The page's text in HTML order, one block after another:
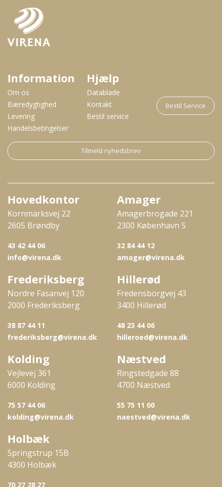
Information
Om os
Bæredygtighed
Levering
Handelsbetingelser
Hjælp
Datablade
Kontakt
Bestil service
Bestil Service
Tilmeld nyhedsbrev
Hovedkontor
Kornmarksvej 22
2605 Brøndby
43 42 44 06
info@virena.dk
Amager
Amagerbrogade 221
2300 København S
32 84 44 12
amager@virena.dk
Frederiksberg
Nordre Fasanvej 120
2000 Frederiksberg
38 87 44 11
frederiksberg@virena.dk
Hillerød
Fredensborgvej 43
3400 Hillerød
48 23 44 06
hilleroed@virena.dk
Kolding
Vejlevej 361
6000 Kolding
75 57 44 06
kolding@virena.dk
Næstved
Ringstedgade 88
4700 Næstved
55 75 11 00
naestved@virena.dk
Holbæk
Springstrup 15B
4300 Holbæk
70 27 28 27